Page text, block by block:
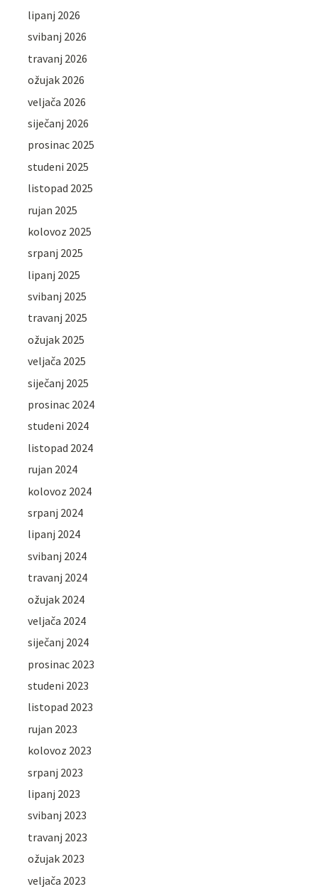
lipanj 2026
svibanj 2026
travanj 2026
ožujak 2026
veljača 2026
siječanj 2026
prosinac 2025
studeni 2025
listopad 2025
rujan 2025
kolovoz 2025
srpanj 2025
lipanj 2025
svibanj 2025
travanj 2025
ožujak 2025
veljača 2025
siječanj 2025
prosinac 2024
studeni 2024
listopad 2024
rujan 2024
kolovoz 2024
srpanj 2024
lipanj 2024
svibanj 2024
travanj 2024
ožujak 2024
veljača 2024
siječanj 2024
prosinac 2023
studeni 2023
listopad 2023
rujan 2023
kolovoz 2023
srpanj 2023
lipanj 2023
svibanj 2023
travanj 2023
ožujak 2023
veljača 2023